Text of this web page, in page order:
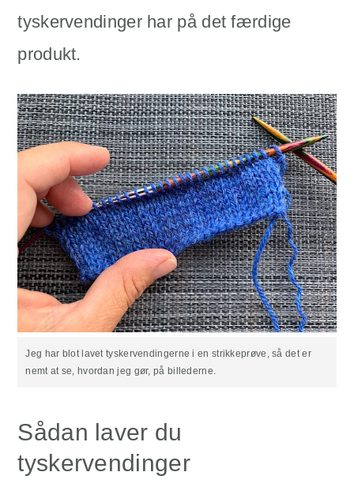
tyskervendinger har på det færdige
produkt.
Jeg har blot lavet tyskervendingerne i en strikkeprøve, så det er
nemt at se, hvordan jeg gør, på billederne.
Sådan laver du
tyskervendinger